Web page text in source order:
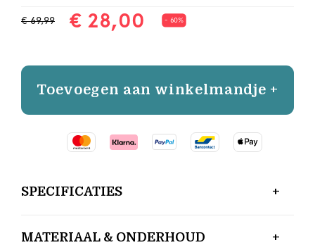
€ 69,99 € 28,00 - 60%
Toevoegen aan winkelmandje +
SPECIFICATIES
MATERIAAL & ONDERHOUD